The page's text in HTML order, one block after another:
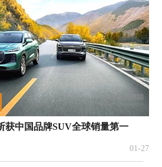
获中国品牌SUV全球销量第一
01-27